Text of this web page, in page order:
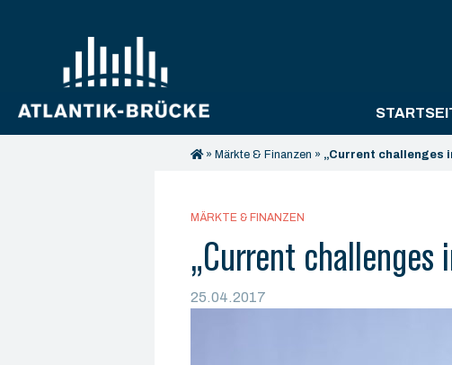
» Märkte & Finanzen » „Current challenges
MÄRKTE & FINANZEN
„Current challenges
25.04.2017